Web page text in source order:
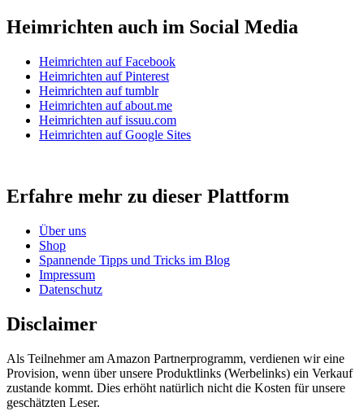
Heimrichten auch im Social Media
Heimrichten auf Facebook
Heimrichten auf Pinterest
Heimrichten auf tumblr
Heimrichten auf about.me
Heimrichten auf issuu.com
Heimrichten auf Google Sites
Erfahre mehr zu dieser Plattform
Über uns
Shop
Spannende Tipps und Tricks im Blog
Impressum
Datenschutz
Disclaimer
Als Teilnehmer am Amazon Partnerprogramm, verdienen wir eine
Provision, wenn über unsere Produktlinks (Werbelinks) ein Verkauf
zustande kommt. Dies erhöht natürlich nicht die Kosten für unsere
geschätzten Leser.